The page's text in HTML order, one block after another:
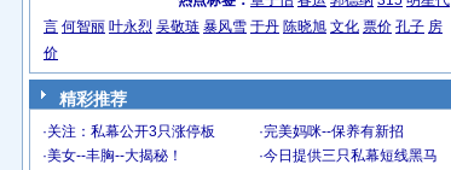
言 何智丽 叶永烈 吴敬琏 暴风雪 于丹 陈晓旭 文化 票价 孔子 房
价
精彩推荐
·关注：私幕公开3只涨停板 ·完美妈咪--保养有新招
·美女--丰胸--大揭秘！ ·今日提供三只私幕短线黑马